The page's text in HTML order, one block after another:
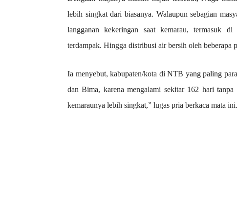
lebih singkat dari biasanya. Walaupun sebagian
langganan kekeringan saat kemarau, termasuk
terdampak. Hingga distribusi air bersih oleh beberapa
Ia menyebut, kabupaten/kota di NTB yang paling
dan Bima, karena mengalami sekitar 162 hari
kemaraunya lebih singkat,” lugas pria berkaca mata ini.